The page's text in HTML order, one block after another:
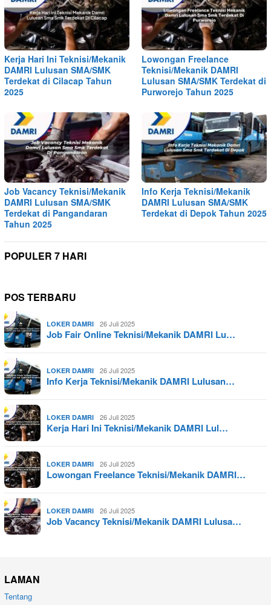
Kerja Hari Ini Teknisi/Mekanik
DAMRI Lulusan SMA/SMK
Terdekat di Cilacap Tahun
2025
Lowongan Freelance
Teknisi/Mekanik DAMRI
Lulusan SMA/SMK Terdekat di
Purworejo Tahun 2025
Job Vacancy Teknisi/Mekanik
DAMRI Lulusan SMA/SMK
Terdekat di Pangandaran
Tahun 2025
Info Kerja Teknisi/Mekanik
DAMRI Lulusan SMA/SMK
Terdekat di Depok Tahun 2025
POPULER 7 HARI
POS TERBARU
LOKER DAMRI 26 Juli 2025
Job Fair Online Teknisi/Mekanik DAMRI Lu…
LOKER DAMRI 26 Juli 2025
Info Kerja Teknisi/Mekanik DAMRI Lulusan…
LOKER DAMRI 26 Juli 2025
Kerja Hari Ini Teknisi/Mekanik DAMRI Lul…
LOKER DAMRI 26 Juli 2025
Lowongan Freelance Teknisi/Mekanik DAMRI…
LOKER DAMRI 26 Juli 2025
Job Vacancy Teknisi/Mekanik DAMRI Lulusa…
LAMAN
Tentang